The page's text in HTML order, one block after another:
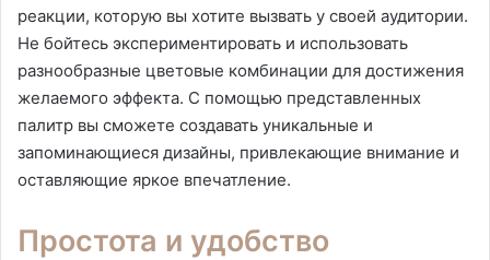
реакции, которую вы хотите вызвать у своей аудитории.
Не бойтесь экспериментировать и использовать
разнообразные цветовые комбинации для достижения
желаемого эффекта. С помощью представленных
палитр вы сможете создавать уникальные и
запоминающиеся дизайны, привлекающие внимание и
оставляющие яркое впечатление.
Простота и удобство